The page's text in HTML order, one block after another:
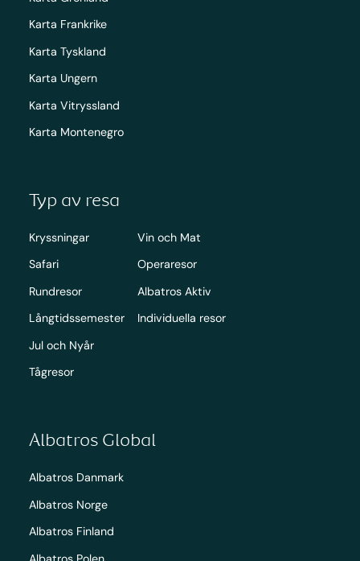
Karta Frankrike
Karta Tyskland
Karta Ungern
Karta Vitryssland
Karta Montenegro
Typ av resa
Kryssningar
Safari
Rundresor
Långtidssemester
Jul och Nyår
Tågresor
Vin och Mat
Operaresor
Albatros Aktiv
Individuella resor
Albatros Global
Albatros Danmark
Albatros Norge
Albatros Finland